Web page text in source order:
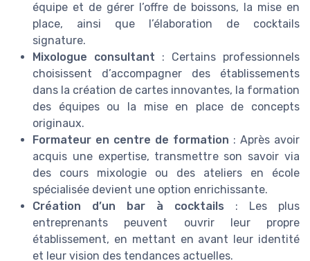
équipe et de gérer l’offre de boissons, la mise en
place, ainsi que l’élaboration de cocktails
signature.
Mixologue consultant : Certains professionnels
choisissent d’accompagner des établissements
dans la création de cartes innovantes, la formation
des équipes ou la mise en place de concepts
originaux.
Formateur en centre de formation : Après avoir
acquis une expertise, transmettre son savoir via
des cours mixologie ou des ateliers en école
spécialisée devient une option enrichissante.
Création d’un bar à cocktails : Les plus
entreprenants peuvent ouvrir leur propre
établissement, en mettant en avant leur identité
et leur vision des tendances actuelles.